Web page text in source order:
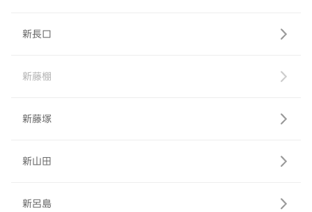
新長口
新藤棚
新藤塚
新山田
新呂島